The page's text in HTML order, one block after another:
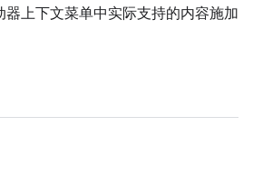
上下文菜单中实际支持的内容施加